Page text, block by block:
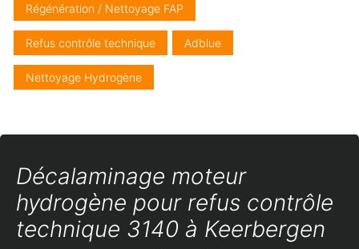
Régénération / Nettoyage FAP
Refus contrôle technique Adblue
Nettoyage Hydrogène
Décalaminage moteur
hydrogène pour refus contrôle
technique 3140 à Keerbergen